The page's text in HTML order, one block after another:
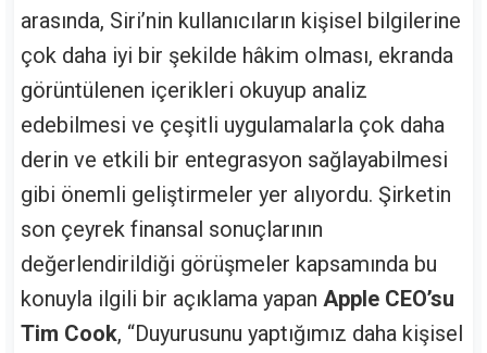
arasında, Siri’nin kullanıcıların kişisel bilgilerine
çok daha iyi bir şekilde hâkim olması, ekranda
görüntülenen içerikleri okuyup analiz
edebilmesi ve çeşitli uygulamalarla çok daha
derin ve etkili bir entegrasyon sağlayabilmesi
gibi önemli geliştirmeler yer alıyordu. Şirketin
son çeyrek finansal sonuçlarının
değerlendirildiği görüşmeler kapsamında bu
konuyla ilgili bir açıklama yapan Apple CEO’su
Tim Cook, “Duyurusunu yaptığımız daha kişisel